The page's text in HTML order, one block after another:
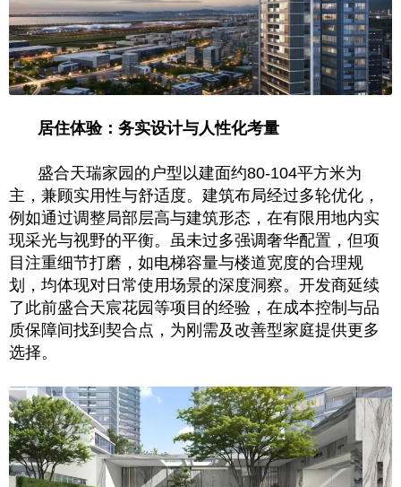
居住体验：务实设计与人性化考量
盛合天瑞家园的户型以建面约80-104平方米为
主，兼顾实用性与舒适度。建筑布局经过多轮优化，
例如通过调整局部层高与建筑形态，在有限用地内实
现采光与视野的平衡。虽未过多强调奢华配置，但项
目注重细节打磨，如电梯容量与楼道宽度的合理规
划，均体现对日常使用场景的深度洞察。开发商延续
了此前盛合天宸花园等项目的经验，在成本控制与品
质保障间找到契合点，为刚需及改善型家庭提供更多
选择。